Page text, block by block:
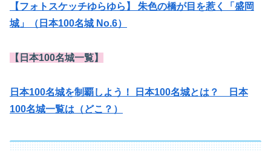
【フォトスケッチゆらゆら】 朱色の橋が目を惹く「盛岡
城」（日本100名城 No.6）
【日本100名城一覧】
日本100名城を制覇しよう！ 日本100名城とは？ 日本
100名城一覧は（どこ？）